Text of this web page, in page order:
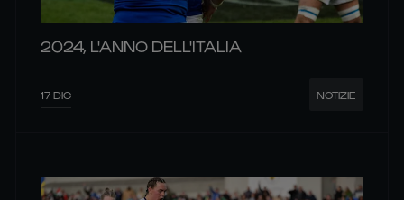
2024, L'ANNO DELL'ITALIA
17 DIC NOTIZIE